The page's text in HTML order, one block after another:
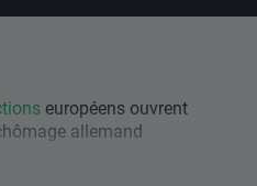
européens ouvrent
allemand